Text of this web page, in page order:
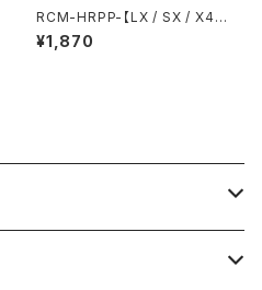
RCM-HRPP-【LX / SX / X4X
/ BD11X / Mi8X】 Horizonta
l リアポストボディマウント Pro
¥1,870